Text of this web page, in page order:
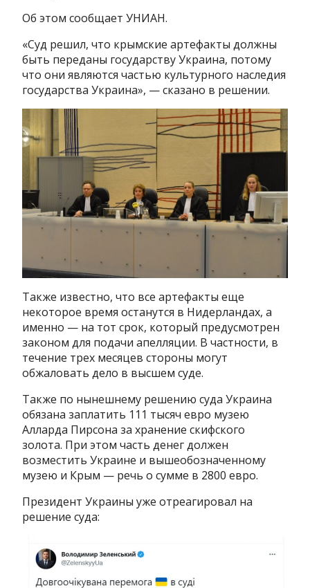
Об этом сообщает УНИАН.
«Суд решил, что крымские артефакты должны
быть переданы государству Украина, потому
что они являются частью культурного наследия
государства Украина», — сказано в решении.
Также известно, что все артефакты еще
некоторое время останутся в Нидерландах, а
именно — на тот срок, который предусмотрен
законом для подачи апелляции. В частности, в
течение трех месяцев стороны могут
обжаловать дело в высшем суде.
Также по нынешнему решению суда Украина
обязана заплатить 111 тысяч евро музею
Алларда Пирсона за хранение скифского
золота. При этом часть денег должен
возместить Украине и вышеобозначенному
музею и Крым — речь о сумме в 2800 евро.
Президент Украины уже отреагировал на
решение суда: